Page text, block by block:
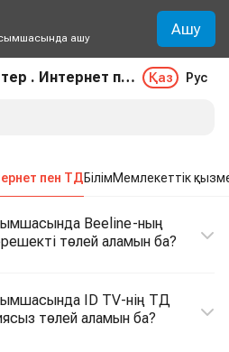
ашу Ашу
Төленетін қызметтер . Интернет пен ТД Қаз Рус
пен ТДБілімМемлекеттік
Beeline-ның
үшін берешекті төлей аламын ба?
ID TV-нің ТД
төлей аламын ба?